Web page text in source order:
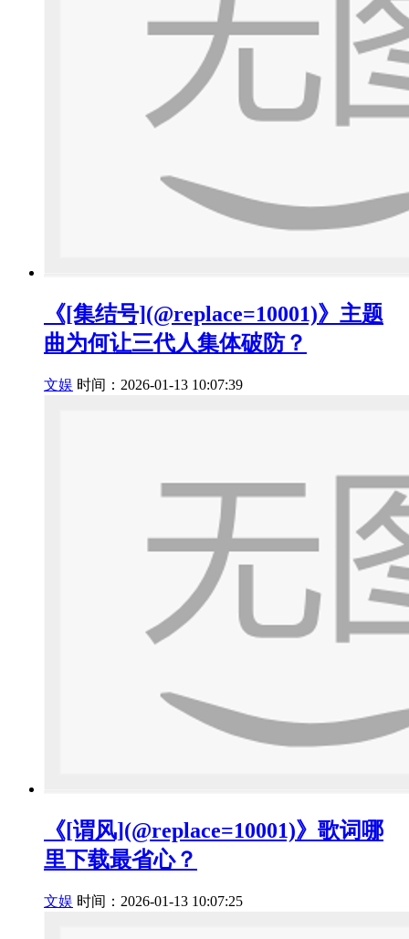
《[集结号](@replace=10001)》主题
曲为何让三代人集体破防？
文娱 时间：2026-01-13 10:07:39
《[谓风](@replace=10001)》歌词哪
里下载最省心？
文娱 时间：2026-01-13 10:07:25